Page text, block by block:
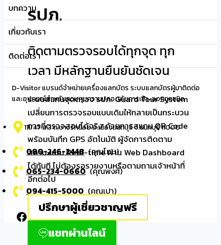
บทความ
เกี่ยวกับเรา
ติดต่อเรา
D-Visitor แบรนด์จำหน่ายเครื่องแลกบัตร ระบบแลกบัตรผู้มาติดต่อ
และอุปกรณ์สำหรับควบคุมความปลอดภัยการเข้า-ออกทุกชนิด
111/47 ม.3 ต.บางรักน้อย อ.เมืองนนทบุรี จ.นนทบุรี 11000
080-246-2448 (คุณโทน)
065-234-0660 (คุณพงศ์)
094-415-5000 (คุณเปา)
Facebook
YouTube
TikTok
LinkedIn
รปภ.
ติดตามตรวจรอบได้ทุกจุด ทุก
เวลา มีหลักฐานยืนยันชัดเจน
ระบบสแกนจุดตรวจ รปภ. Guard Tour System
เปลี่ยนการตรวจรอบแบบเดิมให้กลายเป็นกระบวน
การที่ตรวจสอบได้จริง ด้วยการสแกน QR Code
พร้อมบันทึก GPS อัตโนมัติ ผู้จัดการติดตาม
สถานะแบบ Real-time ผ่าน Web Dashboard
ได้ทันที ไม่ต้องรอรายงานหรือตามถามเจ้าหน้าที่
อีกต่อไป
ปรึกษาผู้เชี่ยวชาญฟรี
แชทผ่านไลน์